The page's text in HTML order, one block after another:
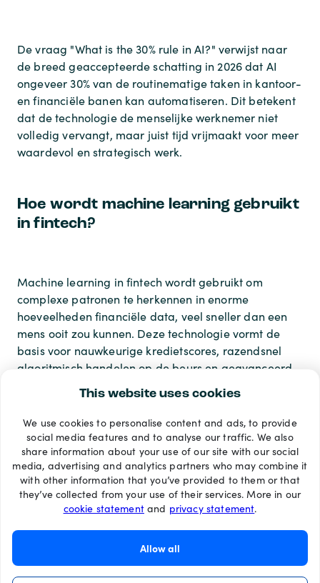
This website uses cookies
We use cookies to personalise content and ads, to provide
social media features and to analyse our traffic. We also
share information about your use of our site with our social
media, advertising and analytics partners who may combine it
with other information that you’ve provided to them or that
they’ve collected from your use of their services. More in our
cookie statementand privacy statement.
Allow all
De vraag "What is the 30% rule in AI?" verwijst naar
de breed geaccepteerde schatting in 2026 dat AI
ongeveer 30% van de routinematige taken in kantoor-
en financiële banen kan automatiseren. Dit betekent
dat de technologie de menselijke werknemer niet
volledig vervangt, maar juist tijd vrijmaakt voor meer
waardevol en strategisch werk.
Hoe wordt machine learning gebruikt
in fintech?
Machine learning in fintech wordt gebruikt om
complexe patronen te herkennen in enorme
hoeveelheden financiële data, veel sneller dan een
mens ooit zou kunnen. Deze technologie vormt de
basis voor nauwkeurige kredietscores, razendsnel
algoritmisch handelen op de beurs en geavanceerd
Betaalmethoden